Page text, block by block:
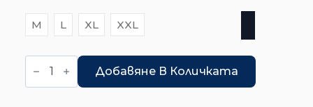
M L XL XXL
количество
за
Добавяне В Количката